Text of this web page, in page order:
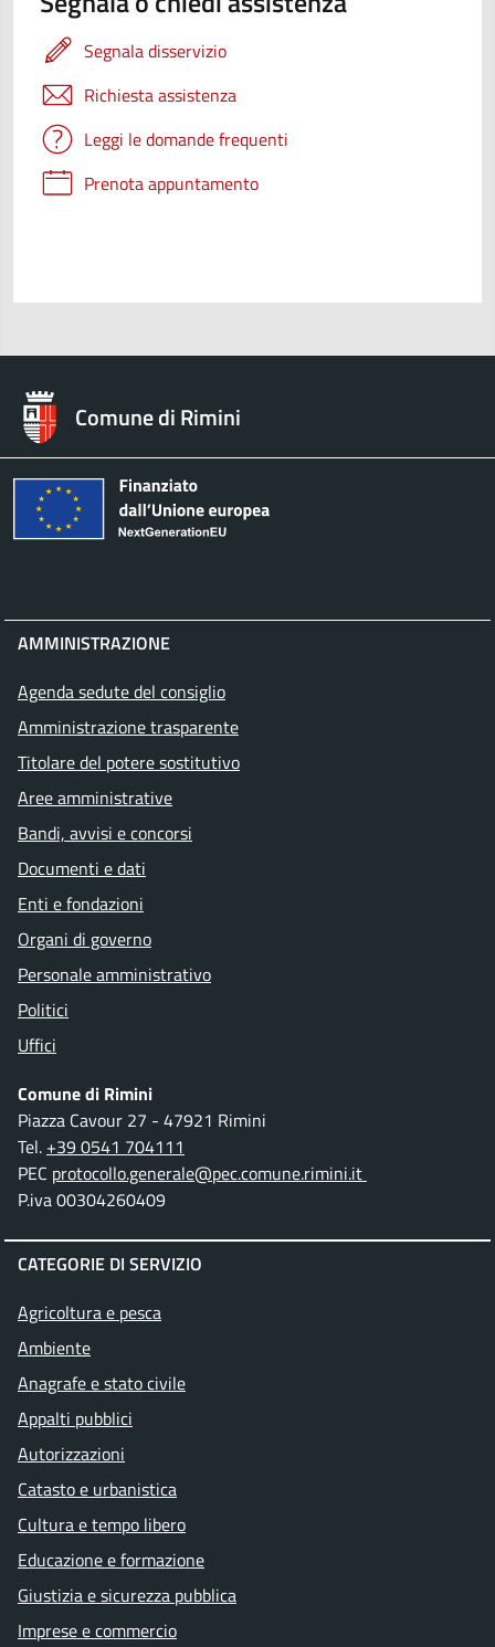
Segnala disservizio
Richiesta assistenza
Leggi le domande frequenti
Prenota appuntamento
Comune di Rimini
AMMINISTRAZIONE
Agenda sedute del consiglio
Amministrazione trasparente
Titolare del potere sostitutivo
Aree amministrative
Bandi, avvisi e concorsi
Documenti e dati
Enti e fondazioni
Organi di governo
Personale amministrativo
Politici
Uffici
Comune di Rimini
Piazza Cavour 27 - 47921 Rimini
Tel. +39 0541 704111
PEC protocollo.generale@pec.comune.rimini.it
P.iva 00304260409
CATEGORIE DI SERVIZIO
Agricoltura e pesca
Ambiente
Anagrafe e stato civile
Appalti pubblici
Autorizzazioni
Catasto e urbanistica
Cultura e tempo libero
Educazione e formazione
Giustizia e sicurezza pubblica
Imprese e commercio